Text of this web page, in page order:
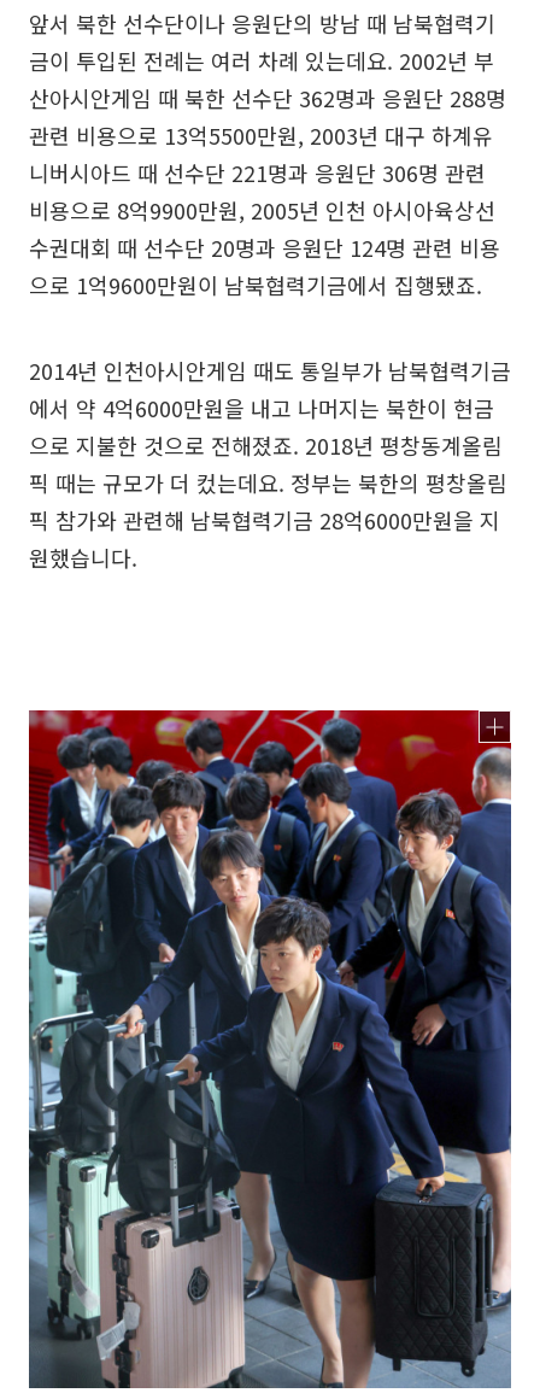
앞서 북한 선수단이나 응원단의 방남 때 남북협력기
금이 투입된 전례는 여러 차례 있는데요. 2002년 부
산아시안게임 때 북한 선수단 362명과 응원단 288명
관련 비용으로 13억5500만원, 2003년 대구 하계유
니버시아드 때 선수단 221명과 응원단 306명 관련
비용으로 8억9900만원, 2005년 인천 아시아육상선
수권대회 때 선수단 20명과 응원단 124명 관련 비용
으로 1억9600만원이 남북협력기금에서 집행됐죠.
2014년 인천아시안게임 때도 통일부가 남북협력기금
에서 약 4억6000만원을 내고 나머지는 북한이 현금
으로 지불한 것으로 전해졌죠. 2018년 평창동계올림
픽 때는 규모가 더 컸는데요. 정부는 북한의 평창올림
픽 참가와 관련해 남북협력기금 28억6000만원을 지
원했습니다.